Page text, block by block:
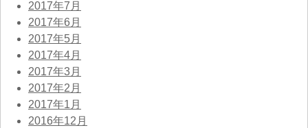
2017年7月
2017年6月
2017年5月
2017年4月
2017年3月
2017年2月
2017年1月
2016年12月